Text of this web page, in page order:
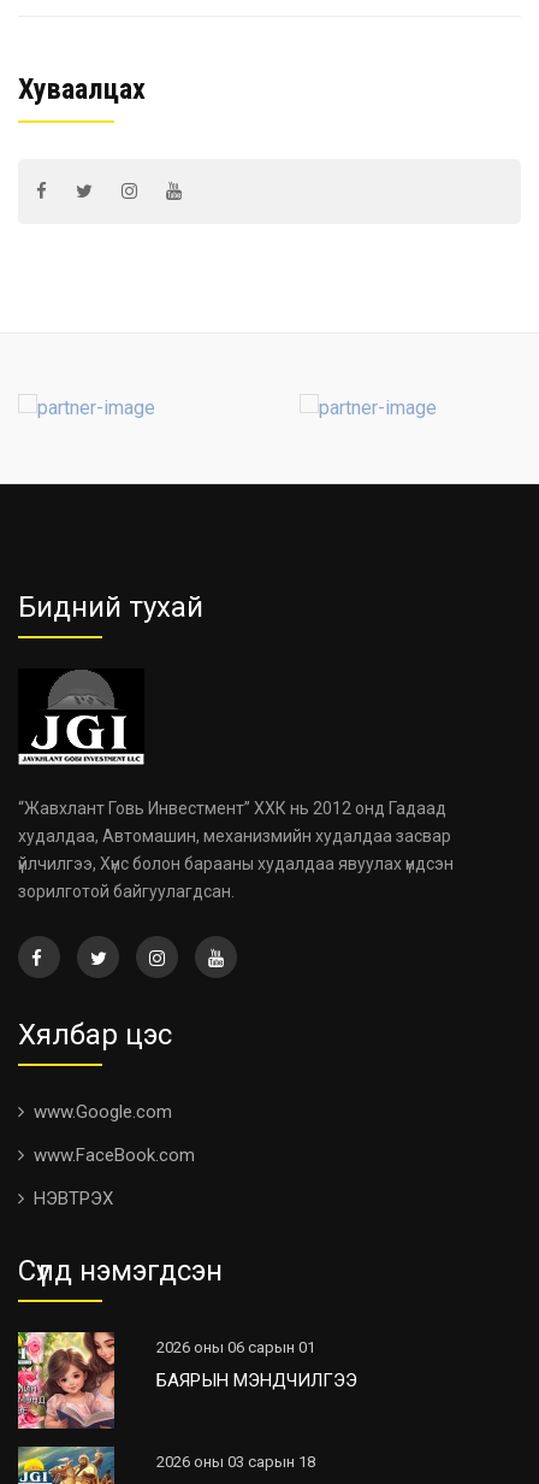
Хуваалцах
Бидний тухай
“Жавхлант Говь Инвестмент” ХХК нь 2012 онд Гадаад
худалдаа, Автомашин, механизмийн худалдаа засвар
үйлчилгээ, Хүнс болон барааны худалдаа явуулах үндсэн
зорилготой байгуулагдсан.
Хялбар цэс
www.Google.com
www.FaceBook.com
НЭВТРЭХ
Сүүлд нэмэгдсэн
2026 оны 06 сарын 01
БАЯРЫН МЭНДЧИЛГЭЭ
2026 оны 03 сарын 18